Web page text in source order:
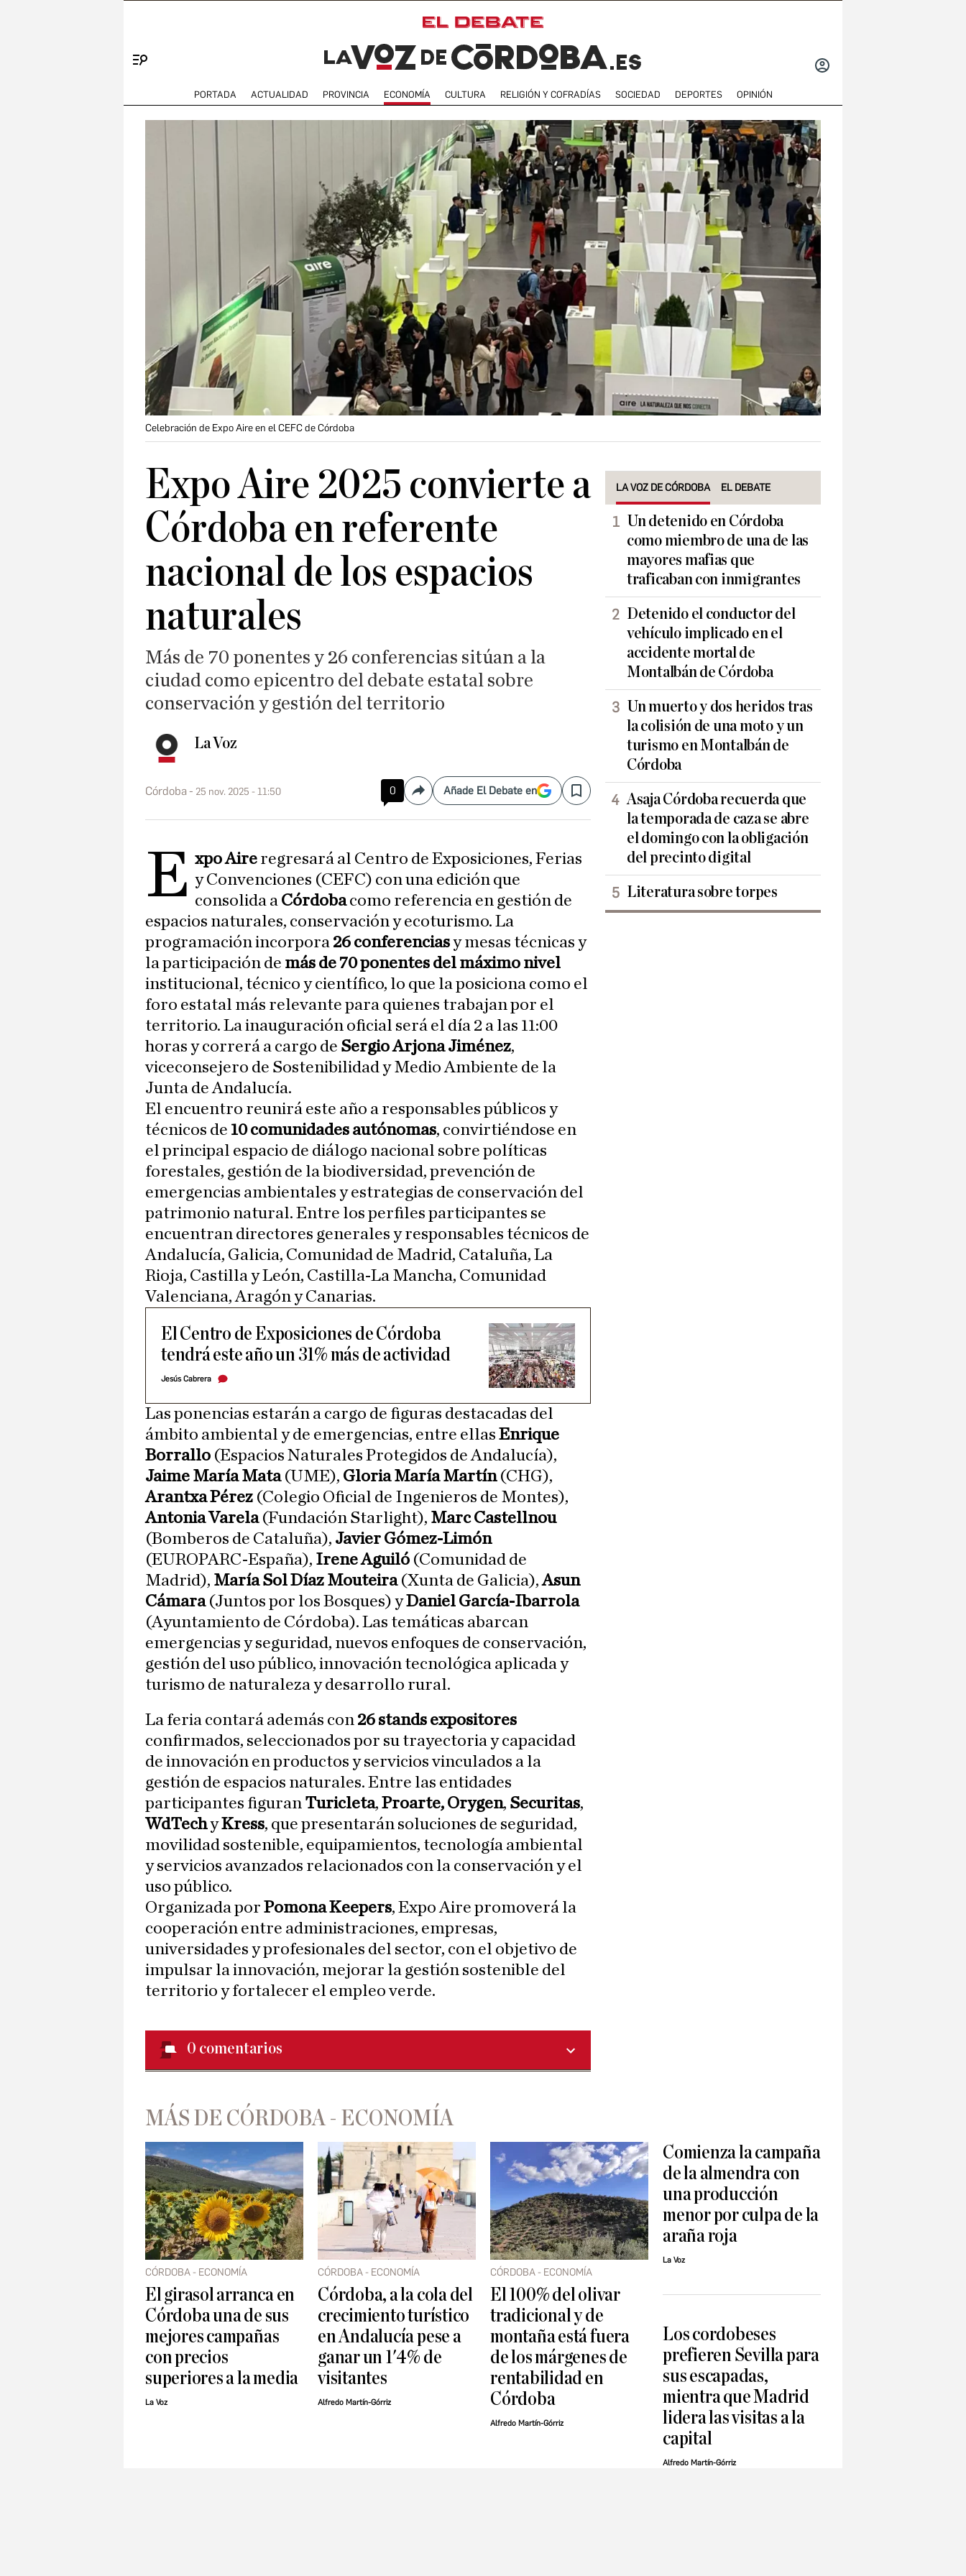
PORTADA ACTUALIDAD PROVINCIA ECONOMÍA CULTURA RELIGIÓN Y COFRADÍAS SOCIEDAD DEPORTES OPINIÓN
Celebración de Expo Aire en el CEFC de Córdoba
Expo Aire 2025 convierte a
Córdoba en referente
nacional de los espacios
naturales
Más de 70 ponentes y 26 conferencias sitúan a la
ciudad como epicentro del debate estatal sobre
conservación y gestión del territorio
La Voz
Córdoba 25 nov. 2025 - 11:50 0 CompartirAñade El Debate en Save
E xpo Aire regresará al Centro de Exposiciones, Ferias
y Convenciones (CEFC) con una edición que
consolida a Córdobacomo referencia en gestión de
espacios naturales, conservación y ecoturismo. La
programación incorpora 26 conferenciasy mesas técnicas y
la participación de más de 70 ponentes del máximo nivel
institucional, técnico y científico, lo que la posiciona como el
foro estatal más relevante para quienes trabajan por el
territorio. La inauguración oficial será el día 2 a las 11:00
horas y correrá a cargo de Sergio Arjona Jiménez,
viceconsejero de Sostenibilidad y Medio Ambiente de la
Junta de Andalucía.
El encuentro reunirá este año a responsables públicos y
técnicos de 10 comunidades autónomas, convirtiéndose en
el principal espacio de diálogo nacional sobre políticas
forestales, gestión de la biodiversidad, prevención de
emergencias ambientales y estrategias de conservación del
patrimonio natural. Entre los perfiles participantes se
encuentran directores generales y responsables técnicos de
Andalucía, Galicia, Comunidad de Madrid, Cataluña, La
Rioja, Castilla y León, Castilla-La Mancha, Comunidad
Valenciana, Aragón y Canarias.
El Centro de Exposiciones de Córdoba
tendrá este año un 31% más de actividad
Jesús Cabrera
Las ponencias estarán a cargo de figuras destacadas del
ámbito ambiental y de emergencias, entre ellas Enrique
Borrallo (Espacios Naturales Protegidos de Andalucía),
Jaime María Mata(UME), Gloria María Martín (CHG),
Arantxa Pérez (Colegio Oficial de Ingenieros de Montes),
Antonia Varela(Fundación Starlight), Marc Castellnou
(Bomberos de Cataluña), Javier Gómez-Limón
(EUROPARC-España), Irene Aguiló (Comunidad de
Madrid), María Sol Díaz Mouteira(Xunta de Galicia),Asun
Cámara (Juntos por los Bosques) yDaniel García-Ibarrola
(Ayuntamiento de Córdoba). Las temáticas abarcan
emergencias y seguridad, nuevos enfoques de conservación,
gestión del uso público, innovación tecnológica aplicada y
turismo de naturaleza y desarrollo rural.
La feria contará además con 26 stands expositores
confirmados, seleccionados por su trayectoria y capacidad
de innovación en productos y servicios vinculados a la
gestión de espacios naturales. Entre las entidades
participantes figuran Turicleta, Proarte, Orygen, Securitas,
WdTechyKress, que presentarán soluciones de seguridad,
movilidad sostenible, equipamientos, tecnología ambiental
y servicios avanzados relacionados con la conservación y el
uso público.
Organizada por Pomona Keepers, Expo Aire promoverá la
cooperación entre administraciones, empresas,
universidades y profesionales del sector, con el objetivo de
impulsar la innovación, mejorar la gestión sostenible del
territorio y fortalecer el empleo verde.
0 comentarios
LA VOZ DE CÓRDOBA EL DEBATE
Un detenido en Córdoba
como miembro de una de las
mayores mafias que
traficaban con inmigrantes
Detenido el conductor del
vehículo implicado en el
accidente mortal de
Montalbán de Córdoba
Un muerto y dos heridos tras
la colisión de una moto y un
turismo en Montalbán de
Córdoba
Asaja Córdoba recuerda que
la temporada de caza se abre
el domingo con la obligación
del precinto digital
Literatura sobre torpes
MÁS DE CÓRDOBA - ECONOMÍA
CÓRDOBA - ECONOMÍA
El girasol arranca en
Córdoba una de sus
mejores campañas
con precios
superiores a la media
La Voz
CÓRDOBA - ECONOMÍA
Córdoba, a la cola del
crecimiento turístico
en Andalucía pese a
ganar un 1'4% de
visitantes
Alfredo Martín-Górriz
CÓRDOBA - ECONOMÍA
El 100% del olivar
tradicional y de
montaña está fuera
de los márgenes de
rentabilidad en
Córdoba
Alfredo Martín-Górriz
Comienza la campaña
de la almendra con
una producción
menor por culpa de la
araña roja
La Voz
Los cordobeses
prefieren Sevilla para
sus escapadas,
mientra que Madrid
lidera las visitas a la
capital
Alfredo Martín-Górriz